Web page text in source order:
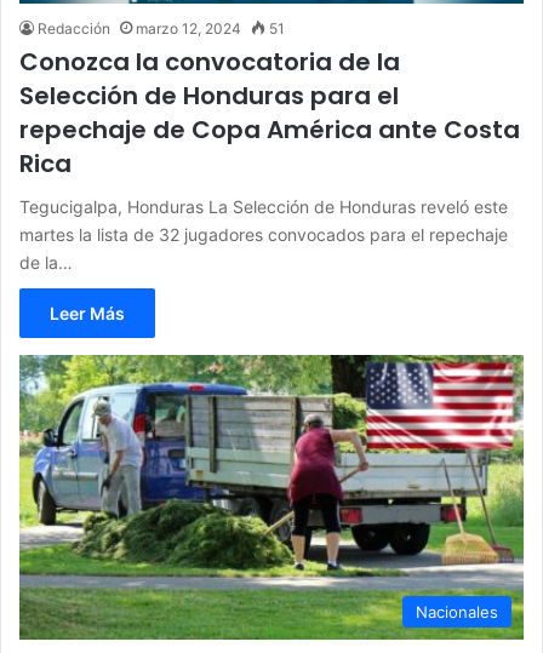
Redacción marzo 12, 2024 51
Conozca la convocatoria de la
Selección de Honduras para el
repechaje de Copa América ante Costa
Rica
Tegucigalpa, Honduras La Selección de Honduras reveló este
martes la lista de 32 jugadores convocados para el repechaje
de la…
Leer Más
Nacionales